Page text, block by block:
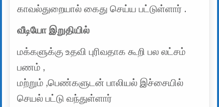
காவல்துறையால் கைது செய்ய பட்டுள்ளார் .
வீடியோ இறுதியில்
மக்களுக்கு உதவி புரிவதாக கூறி பல லட்சம்
பணம் ,
மற்றும் ,பெண்களுடன் பாலியல் இச்சையில்
செயல் பட்டு வந்துள்ளார்